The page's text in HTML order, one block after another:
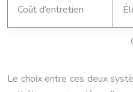
Coût d’entretien
Le choix entre ces deux